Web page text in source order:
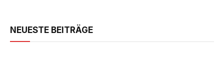
NEUESTE BEITRÄGE